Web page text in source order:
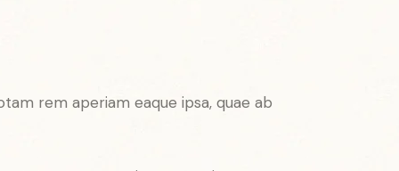
rem aperiam eaque ipsa, quae ab